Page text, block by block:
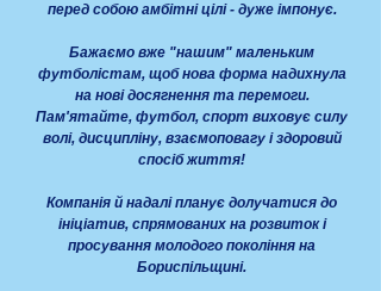
перед собою амбітні цілі - дуже імпонує.
Бажаємо вже "нашим" маленьким
футболістам, щоб нова форма надихнула
на нові досягнення та перемоги.
Пам'ятайте, футбол, спорт виховує силу
волі, дисципліну, взаємоповагу і здоровий
спосіб життя!
Компанія й надалі планує долучатися до
ініціатив, спрямованих на розвиток і
просування молодого покоління на
Бориспільщині.